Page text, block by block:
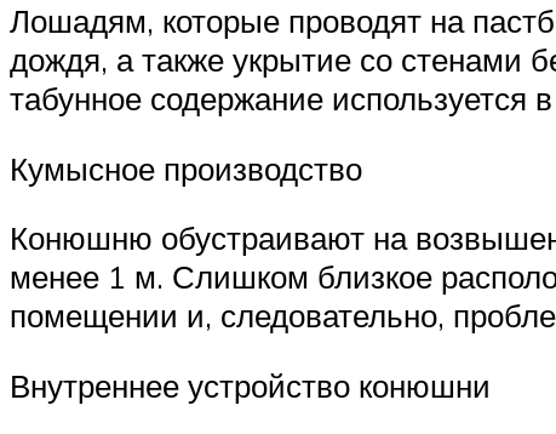
Лошадям, которые проводят на
дождя, а также укрытие со стенами
табунное содержание
Кумысное производство
Конюшню обустраивают на
менее 1 м. Слишком близкое
помещении и, следовательно,
Внутреннее устройство конюшни